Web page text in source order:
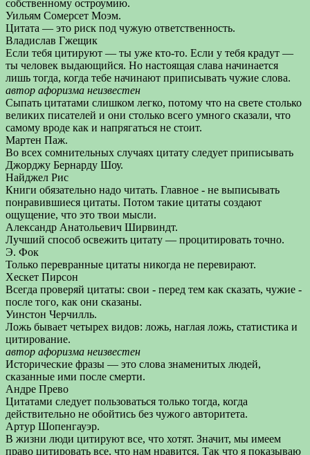
собственному остроумию.
Уильям Сомерсет Моэм.
Цитата — это риск под чужую ответственность.
Владислав Гжещик
Если тебя цитируют — ты уже кто-то. Если у тебя крадут —
ты человек выдающийся. Но настоящая слава начинается
лишь тогда, когда тебе начинают приписывать чужие слова.
автор афоризма неизвестен
Сыпать цитатами слишком легко, потому что на свете столько
великих писателей и они столько всего умного сказали, что
самому вроде как и напрягаться не стоит.
Мартен Паж.
Во всех сомнительных случаях цитату следует приписывать
Джорджу Бернарду Шоу.
Найджел Рис
Книги обязательно надо читать. Главное - не выписывать
понравившиеся цитаты. Потом такие цитаты создают
ощущение, что это твои мысли.
Александр Анатольевич Ширвиндт.
Лучший способ освежить цитату — процитировать точно.
Э. Фок
Только перевранные цитаты никогда не перевирают.
Хескет Пирсон
Всегда проверяй цитаты: свои - перед тем как сказать, чужие -
после того, как они сказаны.
Уинстон Черчилль.
Ложь бывает четырех видов: ложь, наглая ложь, статистика и
цитирование.
автор афоризма неизвестен
Исторические фразы — это слова знаменитых людей,
сказанные ими после смерти.
Андре Прево
Цитатами следует пользоваться только тогда, когда
действительно не обойтись без чужого авторитета.
Артур Шопенгауэр.
В жизни люди цитируют все, что хотят. Значит, мы имеем
право цитировать все, что нам нравится. Так что я показываю